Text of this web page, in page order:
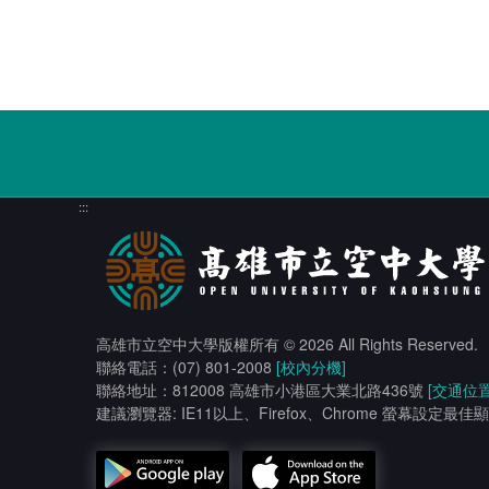
:::
高雄市立空中大學版權所有 © 2026 All Rights Reserved.
聯絡電話：(07) 801-2008 [校內分機]
聯絡地址：812008 高雄市小港區大業北路436號 [交通位
建議瀏覽器: IE11以上、Firefox、Chrome 螢幕設定最佳